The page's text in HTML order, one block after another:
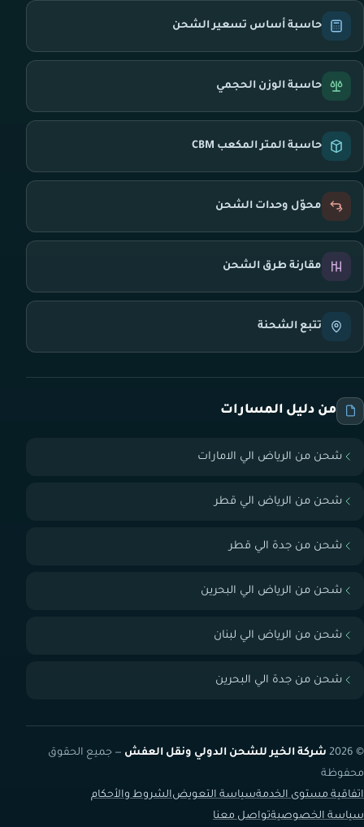
حاسبة أساس تسعير الشحن
حاسبة الوزن الحجمي
حاسبة المتر المكعب CBM
محوّل وحدات الشحن
مقارنة طرق الشحن
تتبع الشحنة
من دليل المسارات
شحن من الرياض الي الامارات
شحن من الرياض الي قطر
شحن من جدة الي قطر
شحن من الرياض الي البحرين
شحن من الرياض الي لبنان
شحن من جدة الي البحرين
© 2026 شركة الخير للشحن الدولي ونقل العفش — جميع الحقوق
محفوظة
اتفاقية مستوى الخدمةسياسة التعويضالشروط والأحكام
سياسة الخصوصيةتواصل معنا